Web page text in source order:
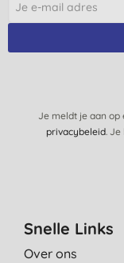
Je meldt je aan op
privacybeleid.
Snelle Links
Over ons